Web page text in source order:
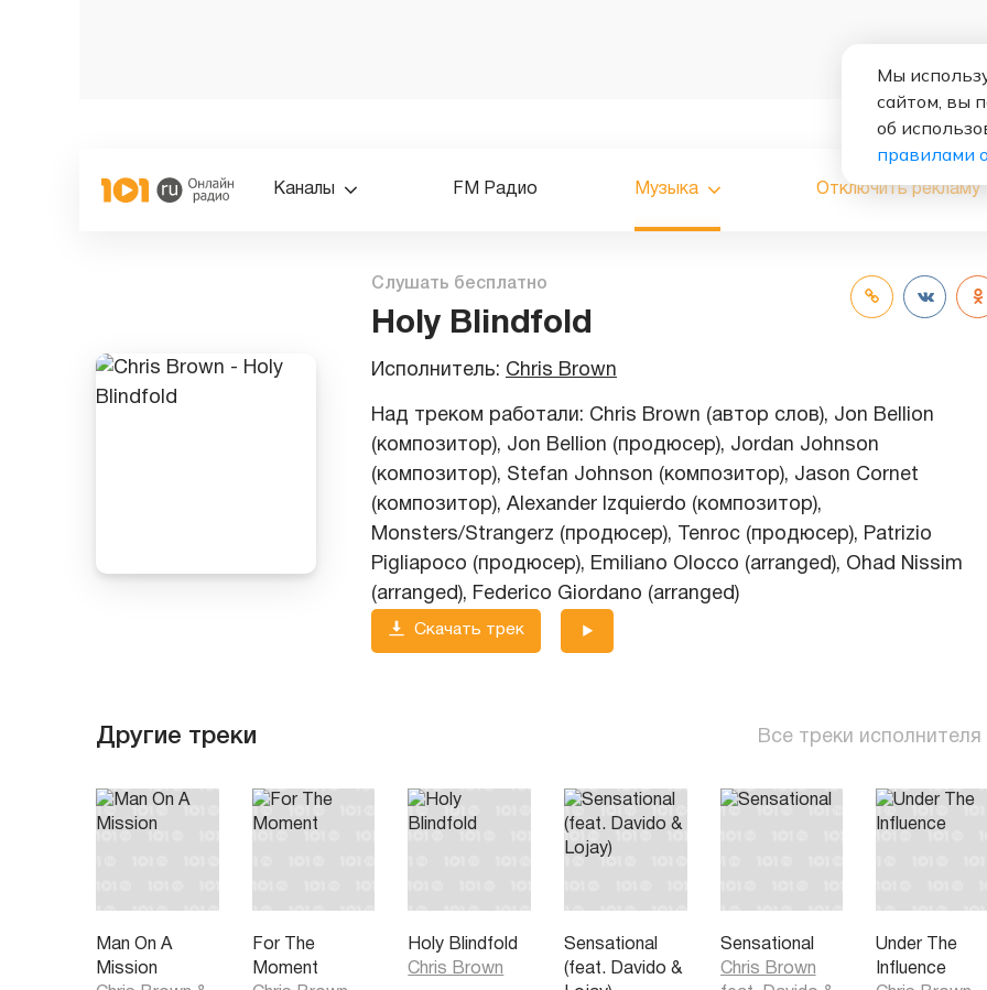
Каналы FM Радио Музыка Отключить рекламу
Слушать бесплатно
Holy Blindfold
Исполнитель: Chris Brown
Над треком работали: Chris Brown (автор слов), Jon Bellion
(композитор), Jon Bellion (продюсер), Jordan Johnson
(композитор), Stefan Johnson (композитор), Jason Cornet
(композитор), Alexander Izquierdo (композитор),
Monsters/Strangerz (продюсер), Tenroc (продюсер), Patrizio
Pigliapoco (продюсер), Emiliano Olocco (arranged), Ohad Nissim
(arranged), Federico Giordano (arranged)
Скачать трек
Другие треки Все треки исполнителя
Man On A
Mission
For The
Moment
Holy Blindfold
Chris Brown
Sensational
(feat. Davido &
Sensational
Chris Brown
Under The
Influence
Мы
сайтом, вы
об
правилами